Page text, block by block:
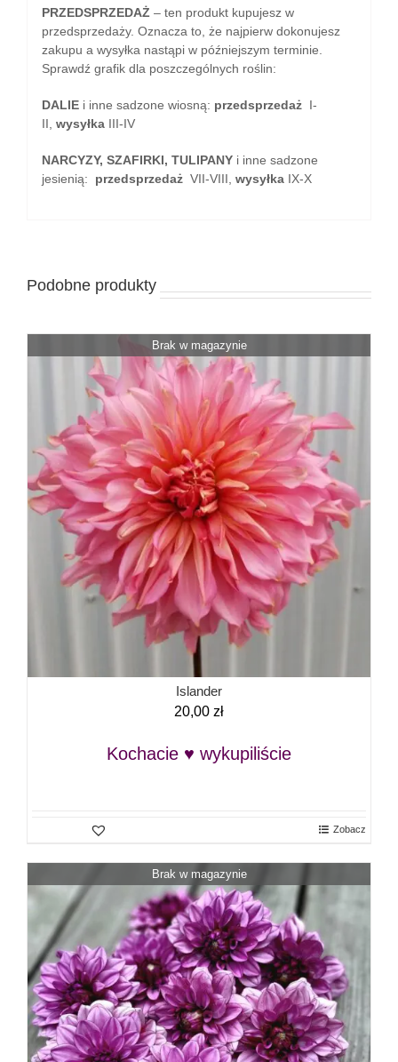
PRZEDSPRZEDAŻ – ten produkt kupujesz w
przedsprzedaży. Oznacza to, że najpierw dokonujesz
zakupu a wysyłka nastąpi w późniejszym terminie.
Sprawdź grafik dla poszczególnych roślin:
DALIEi inne sadzone wiosną: przedsprzedażI-
II, wysyłkaIII-IV
NARCYZY, SZAFIRKI, TULIPANYi inne sadzone
jesienią: przedsprzedażVII-VIII, wysyłkaIX-X
Podobne produkty
Brak w magazynie
Islander
20,00 zł
Kochacie ♥ wykupiliście
Zobacz
Brak w magazynie